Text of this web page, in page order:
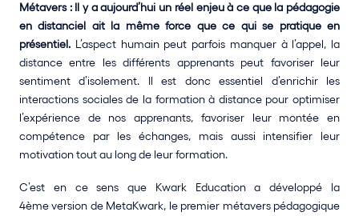
Métavers : Il y a aujourd’hui un réel enjeu à ce que la pédagogie
en distanciel ait la même force que ce qui se pratique en
présentiel. L’aspect humain peut parfois manquer à l’appel, la
distance entre les différents apprenants peut favoriser leur
sentiment d’isolement. Il est donc essentiel d’enrichir les
interactions sociales de la formation à distance pour optimiser
l’expérience de nos apprenants, favoriser leur montée en
compétence par les échanges, mais aussi intensifier leur
motivation tout au long de leur formation.
C’est en ce sens que Kwark Education a développé la
4ème version de MetaKwark, le premier métavers pédagogique